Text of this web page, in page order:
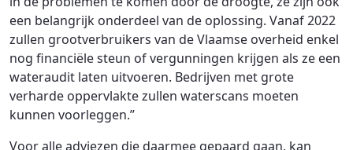
een belangrijk onderdeel van de oplossing. Vanaf 2022
zullen grootverbruikers van de Vlaamse overheid enkel
nog financiële steun of vergunningen krijgen als ze een
wateraudit laten uitvoeren. Bedrijven met grote
verharde oppervlakte zullen waterscans moeten
kunnen voorleggen.”
Voor alle adviezen die daarmee gepaard gaan, kan